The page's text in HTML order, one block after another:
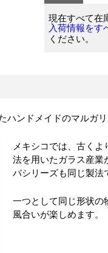
現在すべて在
入荷情報をす
ください。
ンドメイドのマルガリ
メキシコでは、古く
法を用いたガラス産業
バシリーズも同じ製法
一つとして同じ形状の
風合いが楽しめます。